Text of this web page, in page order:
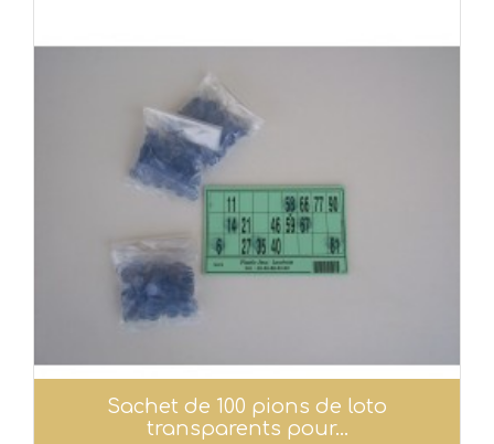
Sachet de 100 pions de loto
transparents pour...